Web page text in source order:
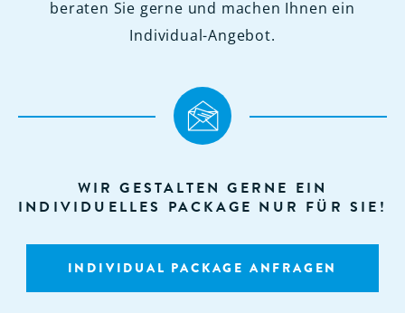
beraten Sie gerne und machen Ihnen ein
Individual-Angebot.
WIR GESTALTEN GERNE EIN
INDIVIDUELLES PACKAGE NUR FÜR SIE!
INDIVIDUAL PACKAGE ANFRAGEN